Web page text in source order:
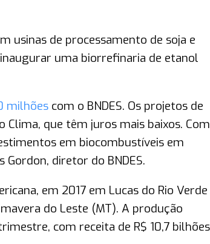
usinas de processamento de soja e
uma biorrefinaria de etanol
milhõescom o BNDES. Os projetos de
que têm juros mais baixos. Com
em biocombustíveis em
Gordon, diretor do BNDES.
em 2017 em Lucas do Rio Verde
do Leste (MT). A produção
com receita de R$ 10,7 bilhões